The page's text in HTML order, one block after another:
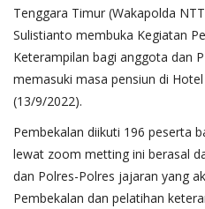
Tenggara Timur (Wakapolda
Sulistianto membuka Kegiatan
Keterampilan bagi anggota dan
memasuki masa pensiun di
(13/9/2022).
Pembekalan diikuti 196 peserta
lewat zoom metting ini berasal
dan Polres-Polres jajaran yang
Pembekalan dan pelatihan